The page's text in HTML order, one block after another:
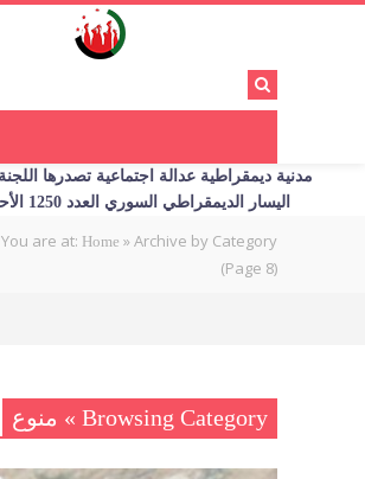
مدنية ديمقراطية عدالة اجتماعية تصدرها
اليسار الديمقراطي السوري العدد 1250 الأحد 09/01/2023
You are at: Home »Archive by Category "منوع"
(Page 8)
Browsing Category » منوع